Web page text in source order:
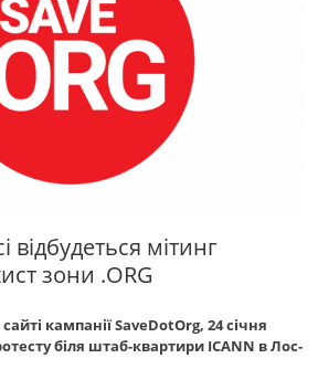
відбудеться мітинг
зони .ORG
кампанії SaveDotOrg, 24 січня
біля штаб-квартири ICANN в Лос-